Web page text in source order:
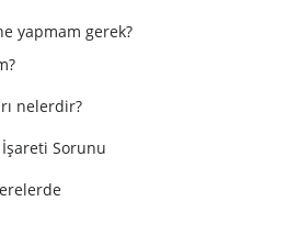
yapmam gerek?
nelerdir?
İşareti Sorunu